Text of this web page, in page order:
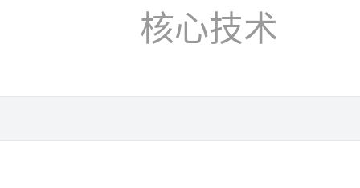
核心技术